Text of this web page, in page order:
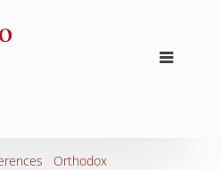
Orthodox